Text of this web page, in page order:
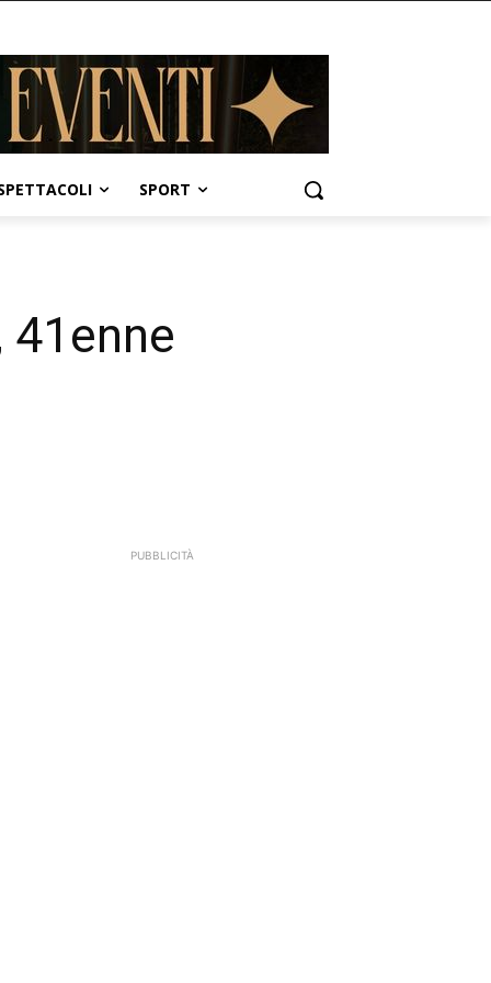
SPORT
41enne
PUBBLICITÀ